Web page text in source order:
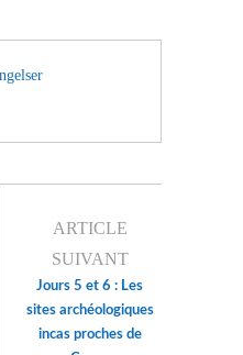
ARTICLE
SUIVANT
Jours 5 et 6 : Les
sites archéologiques
incas proches de